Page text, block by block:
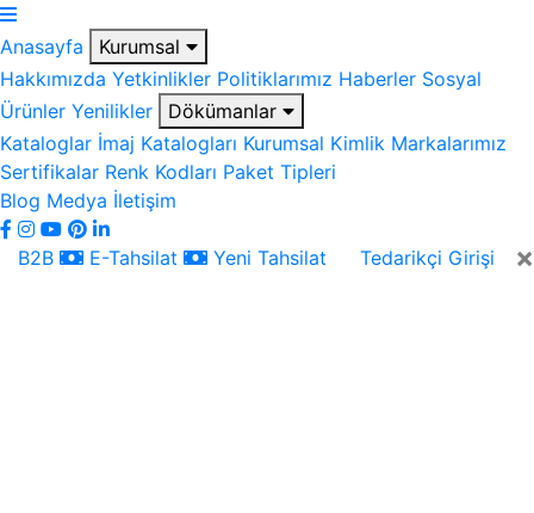
Anasayfa
Kurumsal
Hakkımızda Yetkinlikler Politiklarımız Haberler Sosyal
Ürünler Yenilikler
Dökümanlar
Kataloglar İmaj Katalogları Kurumsal Kimlik Markalarımız
Sertifikalar Renk Kodları Paket Tipleri
Blog Medya İletişim
×
B2B E-Tahsilat Yeni Tahsilat Tedarikçi Girişi